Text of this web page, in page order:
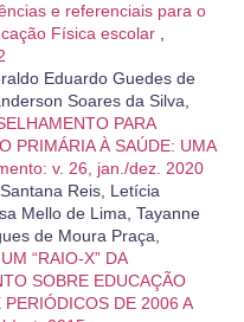
e referenciais para o
Física escolar
Eduardo Guedes de
Soares da Silva,
PARA
PRIMÁRIA À SAÚDE: UMA
v. 26, jan./dez. 2020
Reis, Letícia
Mello de Lima, Tayanne
de Moura Praça,
UM “RAIO-X” DA
SOBRE EDUCAÇÃO
DE 2006 A